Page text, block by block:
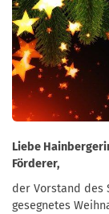
Liebe
Förderer,
der Vorstand des
gesegnetes